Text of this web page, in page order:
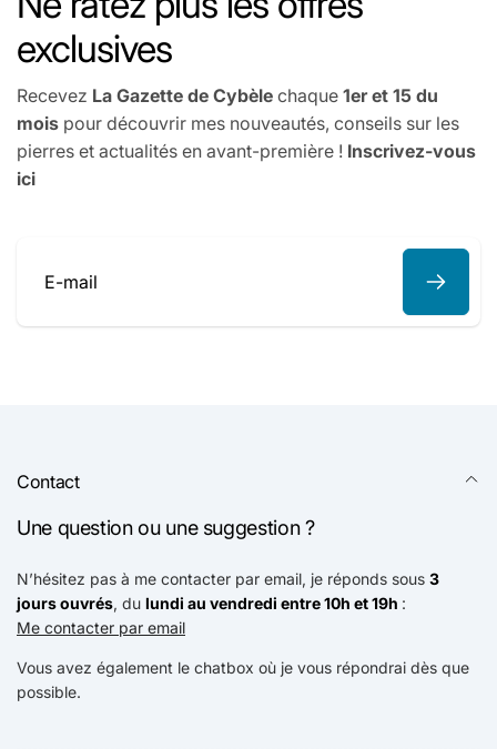
exclusives
Recevez La Gazette de Cybèle chaque 1er et 15 du
mois pour découvrir mes nouveautés, conseils sur les
pierres et actualités en avant-première ! Inscrivez-vous
ici
E-
Contact
Une question ou une suggestion ?
N’hésitez pas à me contacter par email, je réponds sous 3
jours ouvrés, du lundi au vendredi entre 10h et 19h :
Me contacter par email
Vous avez également le chatbox où je vous répondrai dès que
possible.